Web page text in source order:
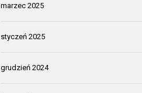
marzec 2025
styczeń 2025
grudzień 2024